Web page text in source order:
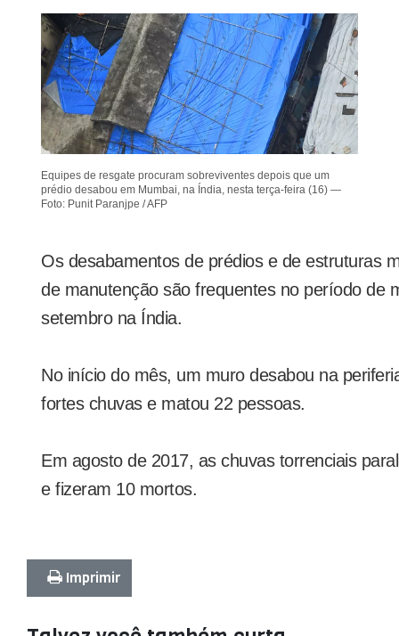
Equipes de resgate procuram sobreviventes depois que um
prédio desabou em Mumbai, na Índia, nesta terça-feira (16) —
Foto: Punit Paranjpe / AFP
Os desabamentos de prédios e de estruturas
de manutenção são frequentes no período de
setembro na Índia.
No início do mês, um muro desabou na
fortes chuvas e matou 22 pessoas.
Em agosto de 2017, as chuvas torrenciais
e fizeram 10 mortos.
Imprimir